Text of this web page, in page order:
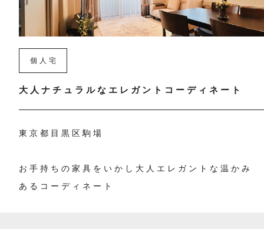
個人宅
大人ナチュラルなエレガントコーディネート
東京都目黒区駒場
お手持ちの家具をいかし大人エレガントな温かみ
あるコーディネート